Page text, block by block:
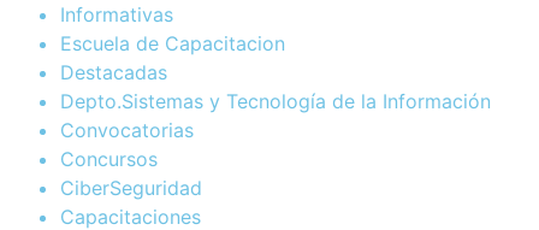
Informativas
Escuela de Capacitacion
Destacadas
Depto.Sistemas y Tecnología de la Información
Convocatorias
Concursos
CiberSeguridad
Capacitaciones